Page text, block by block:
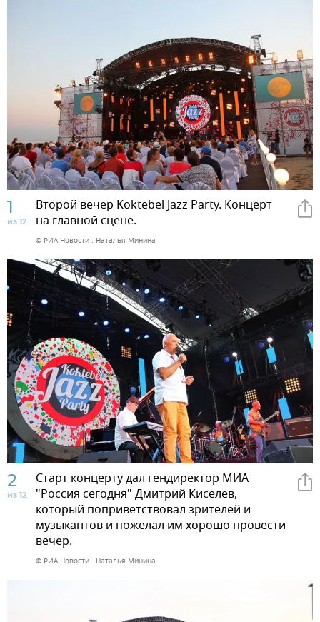
1
из 12
Второй вечер Koktebel Jazz Party. Концерт
на главной сцене.
© РИА Новости . Наталья Минина
2
из 12
Старт концерту дал гендиректор МИА
"Россия сегодня" Дмитрий Киселев,
который поприветствовал зрителей и
музыкантов и пожелал им хорошо провести
вечер.
© РИА Новости . Наталья Минина